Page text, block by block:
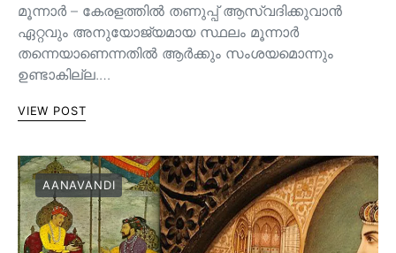
മൂന്നാർ – കേരളത്തിൽ തണുപ്പ് ആസ്വദിക്കുവാൻ
ഏറ്റവും അനുയോജ്യമായ സ്ഥലം മൂന്നാർ
തന്നെയാണെന്നതിൽ ആർക്കും സംശയമൊന്നും
ഉണ്ടാകില്ല.…
VIEW POST
AANAVANDI